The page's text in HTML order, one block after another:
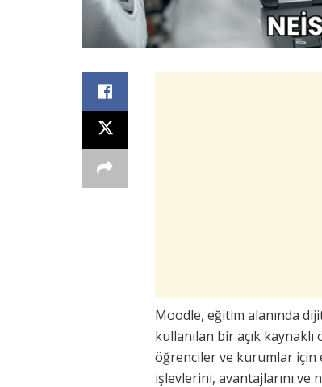
Moodle, eğitim alanında
kullanılan bir açık
öğrenciler ve kurumlar için
işlevlerini, avantajlarını ve